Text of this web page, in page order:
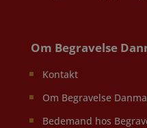
Om Begravelse
Kontakt
Om Begravelse
Bedemand hos